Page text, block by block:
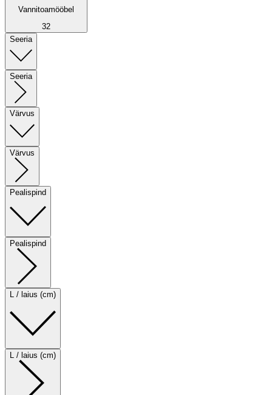
Vannitoamööbel
32
Seeria
Seeria
Värvus
Värvus
Pealispind
Pealispind
L / laius (cm)
L / laius (cm)